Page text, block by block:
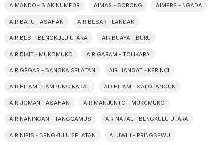
AIMANDO - BIAK NUMFOR AIMAS - SORONG AIMERE - NGADA
AIR BATU - ASAHAN AIR BESAR - LANDAK
AIR BESI - BENGKULU UTARA AIR BUAYA - BURU
AIR DIKIT - MUKOMUKO AIR GARAM - TOLIKARA
AIR GEGAS - BANGKA SELATAN AIR HANGAT - KERINCI
AIR HITAM - LAMPUNG BARAT AIR HITAM - SAROLANGUN
AIR JOMAN - ASAHAN AIR MANJUNTO - MUKOMUKO
AIR NANINGAN - TANGGAMUS AIR NAPAL - BENGKULU UTARA
AIR NIPIS - BENGKULU SELATAN ALUWIH - PRINGSEWU